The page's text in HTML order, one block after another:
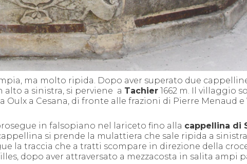
ma molto ripida. Dopo aver superato due
alto a sinistra, si perviene a Tachier 1662 m. Il villaggio
Oulx a Cesana, di fronte alle frazioni di Pierre Menaud e
in falsopiano nel lariceto fino alla cappellina di
si prende la mulattiera che sale ripida a
la traccia che a tratti scompare in direzione della
dopo aver attraversato a mezzacosta in salita ampi